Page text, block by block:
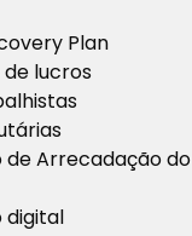
Plan
lucros
Arrecadação
digital